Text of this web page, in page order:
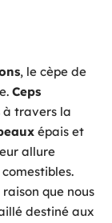
, le cèpe de
Ceps
à travers la
épais et
allure
que nous
destiné aux